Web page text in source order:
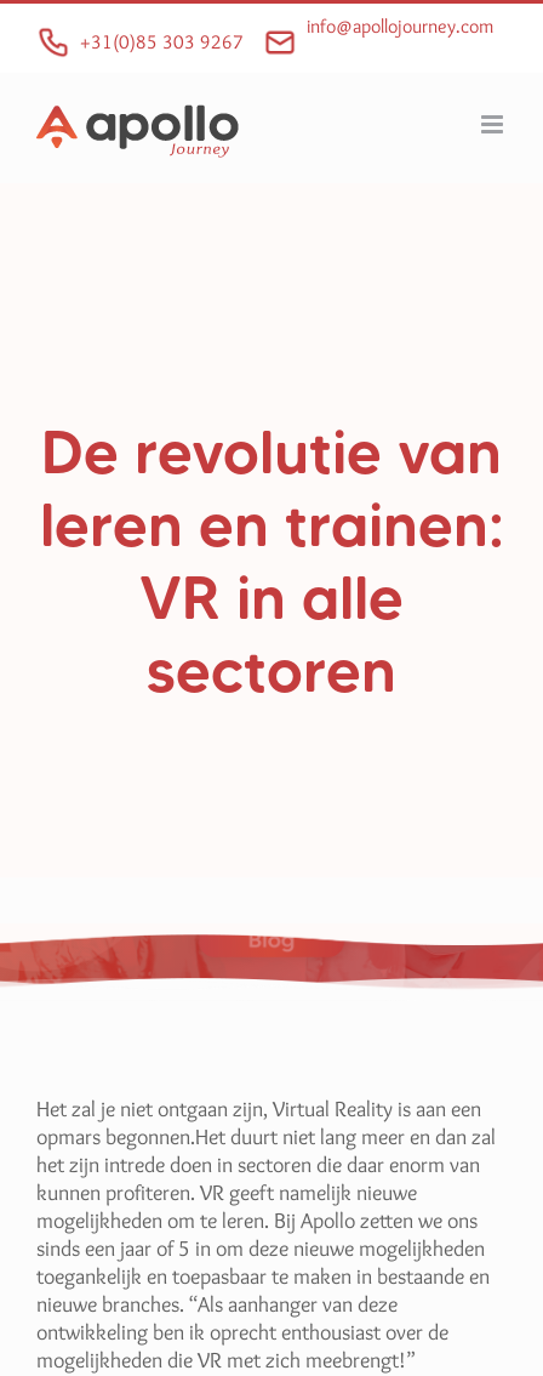
Ga
+31(0)85 303 9267
info@apollojourney.com
De revolutie van
leren en trainen:
VR in alle
sectoren
Het zal je niet ontgaan zijn, Virtual Reality is aan een
opmars begonnen.Het duurt niet lang meer en dan zal
het zijn intrede doen in sectoren die daar enorm van
kunnen profiteren. VR geeft namelijk nieuwe
mogelijkheden om te leren. Bij Apollo zetten we ons
sinds een jaar of 5 in om deze nieuwe mogelijkheden
toegankelijk en toepasbaar te maken in bestaande en
nieuwe branches. “Als aanhanger van deze
ontwikkeling ben ik oprecht enthousiast over de
mogelijkheden die VR met zich meebrengt!”